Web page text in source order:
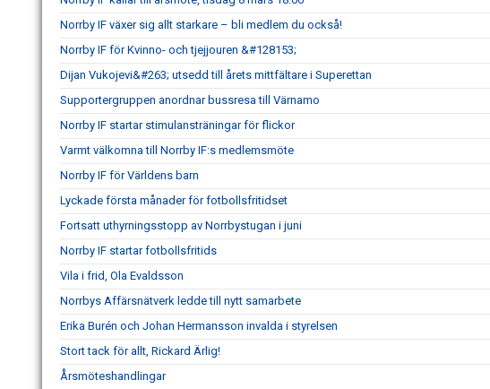
Norrby IF växer sig allt starkare – bli medlem du också!
Norrby IF för Kvinno- och tjejjouren &#128153;
Dijan Vukojevi&#263; utsedd till årets mittfältare i Superettan
Supportergruppen anordnar bussresa till Värnamo
Norrby IF startar stimulansträningar för flickor
Varmt välkomna till Norrby IF:s medlemsmöte
Norrby IF för Världens barn
Lyckade första månader för fotbollsfritidset
Fortsatt uthyrningsstopp av Norrbystugan i juni
Norrby IF startar fotbollsfritids
Vila i frid, Ola Evaldsson
Norrbys Affärsnätverk ledde till nytt samarbete
Erika Burén och Johan Hermansson invalda i styrelsen
Stort tack för allt, Rickard Ärlig!
Årsmöteshandlingar